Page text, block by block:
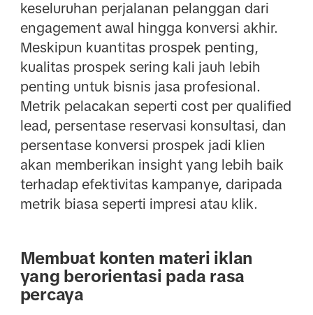
keseluruhan perjalanan pelanggan dari
engagement awal hingga konversi akhir.
Meskipun kuantitas prospek penting,
kualitas prospek sering kali jauh lebih
penting untuk bisnis jasa profesional.
Metrik pelacakan seperti cost per qualified
lead, persentase reservasi konsultasi, dan
persentase konversi prospek jadi klien
akan memberikan insight yang lebih baik
terhadap efektivitas kampanye, daripada
metrik biasa seperti impresi atau klik.
Membuat konten materi iklan
yang berorientasi pada rasa
percaya